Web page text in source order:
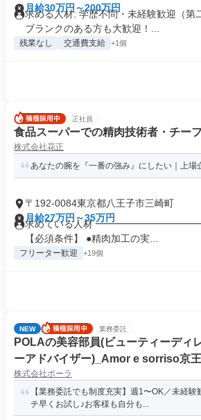
月給30万円～200万円
求める人材: 学歴不問・未経験歓迎（第
ブランクのある方も大歓迎！...
残業なし 交通費支給 +1個
正社員
食品スーパーでの精肉技術者・チー
株式会社花正
あなたの腕を『一番の強み』にしたい｜上場
〒192-0084東京都八王子市三崎町
月給27万円～35万円
求めている人材
【必須条件】 ●精肉加工の実...
フリーター歓迎 +19個
NEW 業務委託
POLAの美容部員(ビューティーディ
ーアドバイザー)_Amor e sorriso京
株式会社ポーラ
【業務委託でも制度充実】週1〜OK／未経験
チ早くお試し♪お客様も自分も...